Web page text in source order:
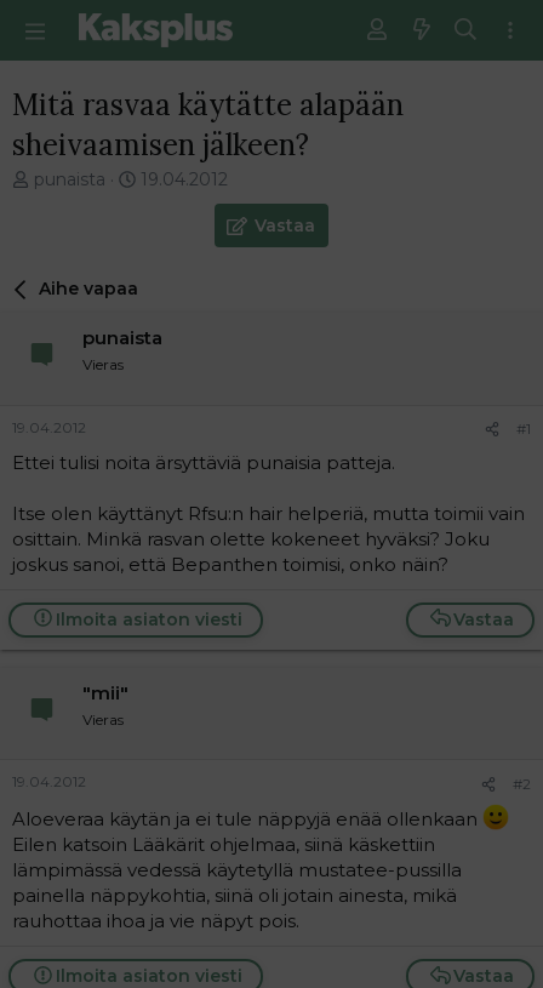
Mitä rasvaa käytätte alapään
sheivaamisen jälkeen?
V
e
t
n
a
i
t
t
j
a
punaista
E
i
i
t
i
19.04.2012
Vastaa
Aihe vapaa
punaista
Vieras
19.04.2012 #1
Ettei tulisi noita ärsyttäviä punaisia patteja.
Itse olen käyttänyt Rfsu:n hair helperiä, mutta toimii vain
osittain. Minkä rasvan olette kokeneet hyväksi? Joku
joskus sanoi, että Bepanthen toimisi, onko näin?
Vastaa
Ilmoita asiaton viesti
"mii"
Vieras
19.04.2012 #2
Aloeveraa käytän ja ei tule näppyjä enää ollenkaan
Eilen katsoin Lääkärit ohjelmaa, siinä käskettiin
lämpimässä vedessä käytetyllä mustatee-pussilla
painella näppykohtia, siinä oli jotain ainesta, mikä
rauhottaa ihoa ja vie näpyt pois.
Vastaa
Ilmoita asiaton viesti